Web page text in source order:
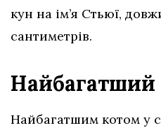
кун на ім’я Стьюї,
сантиметрів.
Найбагатший
Найбагатшим котом у